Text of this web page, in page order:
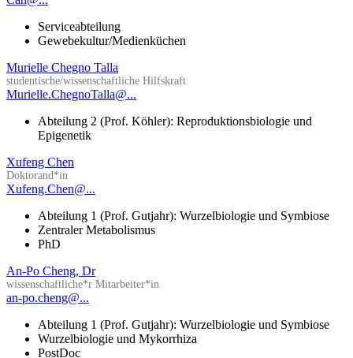
Serviceabteilung
Gewebekultur/Medienküchen
Murielle Chegno Talla
studentische/wissenschaftliche Hilfskraft
Murielle.ChegnoTalla@...
Abteilung 2 (Prof. Köhler): Reproduktionsbiologie und
Epigenetik
Xufeng Chen
Doktorand*in
Xufeng.Chen@...
Abteilung 1 (Prof. Gutjahr): Wurzelbiologie und Symbiose
Zentraler Metabolismus
PhD
An-Po Cheng, Dr
wissenschaftliche*r Mitarbeiter*in
an-po.cheng@...
Abteilung 1 (Prof. Gutjahr): Wurzelbiologie und Symbiose
Wurzelbiologie und Mykorrhiza
PostDoc